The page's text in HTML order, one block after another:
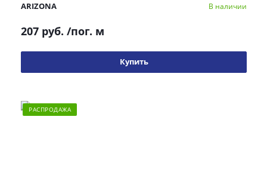
ARIZONA В наличии
207 руб. /пог. м
Купить
РАСПРОДАЖА